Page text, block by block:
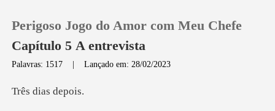
Perigoso Jogo do Amor com Meu Chefe
Capítulo 5 A entrevista
Palavras: 1517 |Lançado em: 28/02/2023
ias de